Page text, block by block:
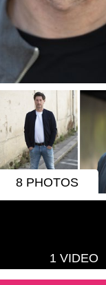
8 PHOTOS
1 VIDEO